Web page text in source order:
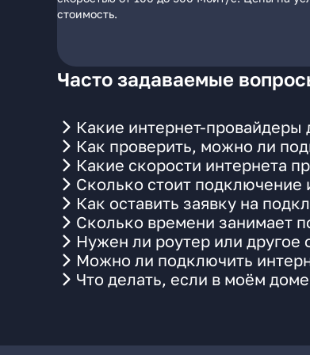
стоимость.
Часто задаваемые
Какие интернет-
Как проверить, можно ли
Какие скорости интернета
Сколько стоит подключение
Как оставить заявку на
Сколько времени занимает
Нужен ли роутер или другое
Можно ли подключить
Что делать, если в моём